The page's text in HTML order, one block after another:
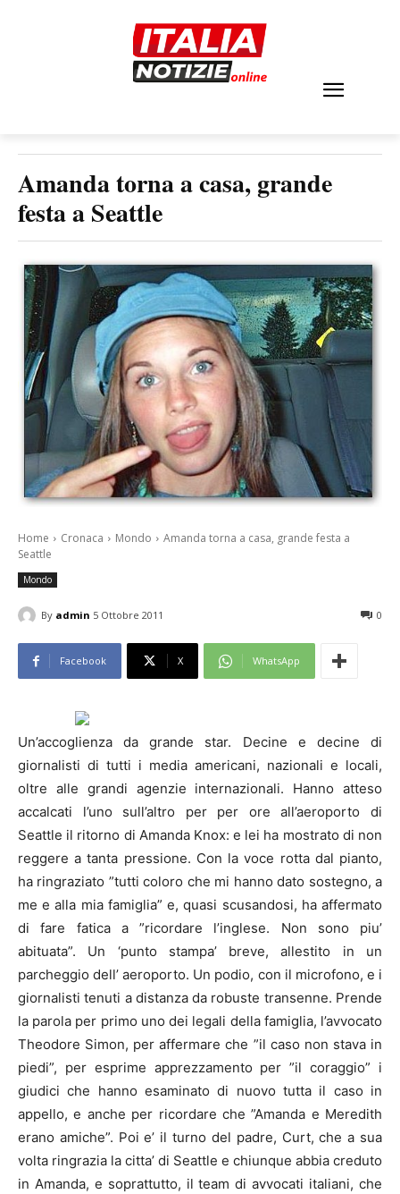
Amanda torna a casa, grande
festa a Seattle
Home Cronaca Mondo
Amanda torna a casa, grande festa a
Seattle
Mondo
By admin 5 Ottobre 2011 0
Facebook X WhatsApp
Un’accoglienza da grande star. Decine e decine di
giornalisti di tutti i media americani, nazionali e locali,
oltre alle grandi agenzie internazionali. Hanno atteso
accalcati l’uno sull’altro per per ore all’aeroporto di
Seattle il ritorno di Amanda Knox: e lei ha mostrato di non
reggere a tanta pressione. Con la voce rotta dal pianto,
ha ringraziato ”tutti coloro che mi hanno dato sostegno, a
me e alla mia famiglia” e, quasi scusandosi, ha affermato
di fare fatica a ”ricordare l’inglese. Non sono piu’
abituata”. Un ‘punto stampa’ breve, allestito in un
parcheggio dell’ aeroporto. Un podio, con il microfono, e i
giornalisti tenuti a distanza da robuste transenne. Prende
la parola per primo uno dei legali della famiglia, l’avvocato
Theodore Simon, per affermare che ”il caso non stava in
piedi”, per esprime apprezzamento per ”il coraggio” i
giudici che hanno esaminato di nuovo tutta il caso in
appello, e anche per ricordare che ”Amanda e Meredith
erano amiche”. Poi e’ il turno del padre, Curt, che a sua
volta ringrazia la citta’ di Seattle e chiunque abbia creduto
in Amanda, e soprattutto, il team di avvocati italiani, che